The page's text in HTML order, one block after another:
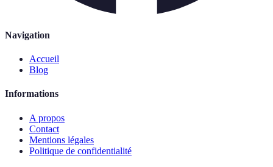
Navigation
Accueil
Blog
Informations
A propos
Contact
Mentions légales
Politique de confidentialité